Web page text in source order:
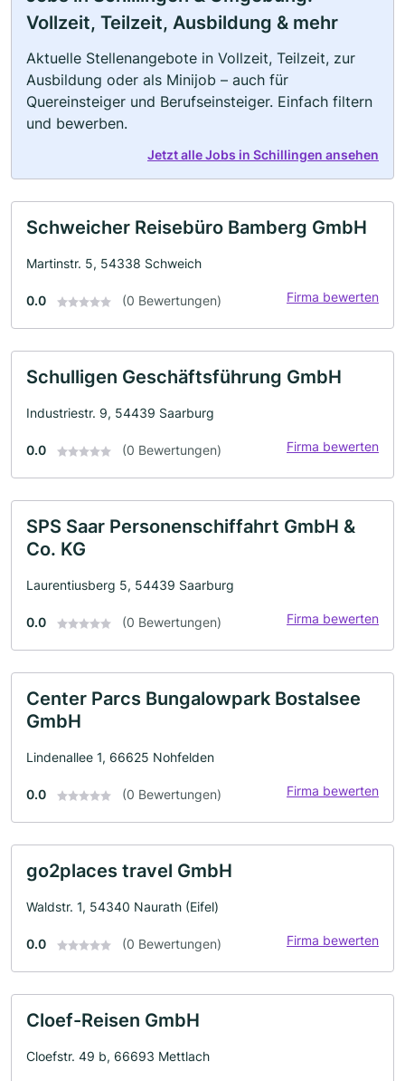
Vollzeit, Teilzeit, Ausbildung & mehr
Aktuelle Stellenangebote in Vollzeit, Teilzeit, zur
Ausbildung oder als Minijob – auch für
Quereinsteiger und Berufseinsteiger. Einfach filtern
und bewerben.
Jetzt alle Jobs in Schillingen ansehen
Schweicher Reisebüro Bamberg GmbH
Martinstr. 5, 54338 Schweich
0.0 (0 Bewertungen) Firma bewerten
Schulligen Geschäftsführung GmbH
Industriestr. 9, 54439 Saarburg
0.0 (0 Bewertungen) Firma bewerten
SPS Saar Personenschiffahrt GmbH &
Co. KG
Laurentiusberg 5, 54439 Saarburg
0.0 (0 Bewertungen) Firma bewerten
Center Parcs Bungalowpark Bostalsee
GmbH
Lindenallee 1, 66625 Nohfelden
0.0 (0 Bewertungen) Firma bewerten
go2places travel GmbH
Waldstr. 1, 54340 Naurath (Eifel)
0.0 (0 Bewertungen) Firma bewerten
Cloef-Reisen GmbH
Cloefstr. 49 b, 66693 Mettlach